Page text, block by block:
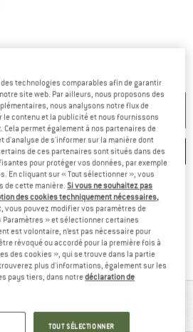
AJOUTER AU PANIER
COMPARER
69 € (FR)Trouve les infos sur la
joursTrouve les informations de
de Trusted ShopsTrouve toutes les
ET
technologies comparables afin de garantir
site web. Par ailleurs, nous proposons des
nous analysons notre flux de
le contenu et la publicité et nous fournissons
permet également à nos partenaires de
d'analyse de s'informer sur la manière dont
de ces partenaires sont situés dans des
pour protéger vos données, par exemple
En cliquant sur « Tout sélectionner », vous
de cette manière.Si vous ne souhaitez pas
des cookies techniquement nécessaires,
vous pouvez modifier vos paramètres de
Paramètres » et sélectionner certaines
est volontaire, n’est pas nécessaire pour
révoqué ou accordé pour la première fois à
des cookies », qui se trouve dans la partie
plus d'informations, également sur les
pays tiers, dans notredéclaration de
TOUT SÉLECTIONNER